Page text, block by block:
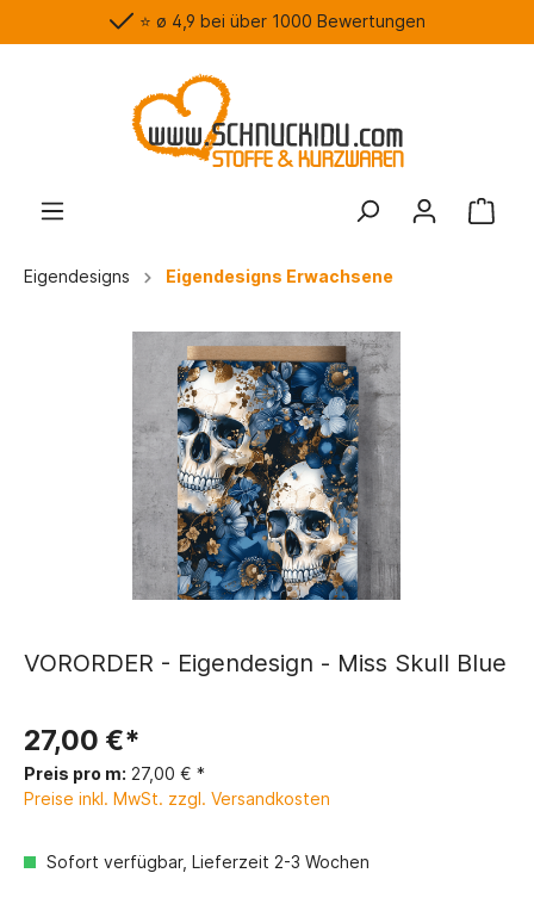
⭐️ ø 4,9 bei über 1000 Bewertungen
Eigendesigns Eigendesigns Erwachsene
VORORDER - Eigendesign - Miss Skull Blue
27,00 €*
Preis pro m: 27,00 € *
Preise inkl. MwSt. zzgl. Versandkosten
Sofort verfügbar, Lieferzeit 2-3 Wochen